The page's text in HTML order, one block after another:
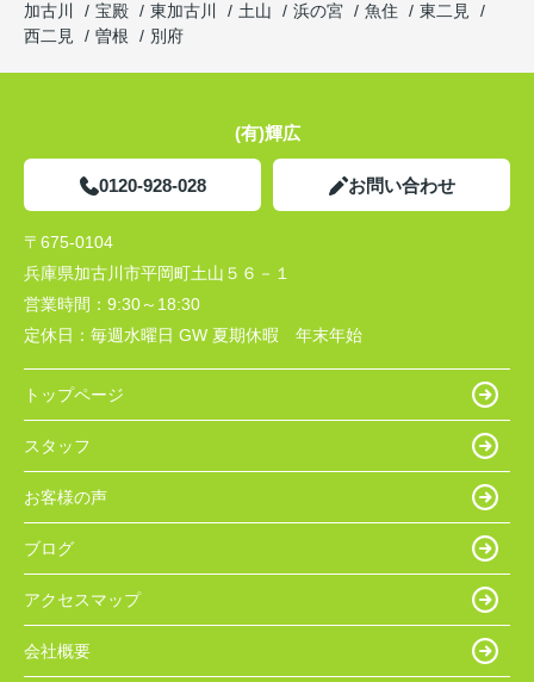
加古川
宝殿 東加古川 土山 浜の宮 魚住
東二見
西二見
曽根 別府
(有)輝広
0120-928-028 お問い合わせ
〒675-0104
兵庫県加古川市平岡町土山５６－１
営業時間： 9:30～18:30
定休日： 毎週水曜日 GW 夏期休暇 年末年始
トップページ
スタッフ
お客様の声
ブログ
アクセスマップ
会社概要